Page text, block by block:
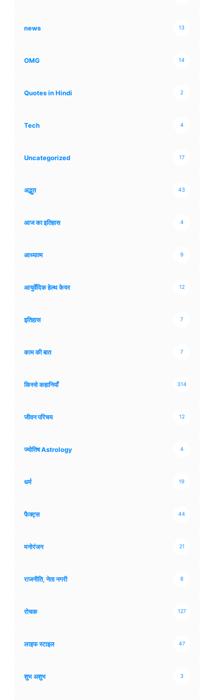
news 13
OMG 14
Quotes in Hindi 2
Tech 4
Uncategorized 17
अद्भुत 43
आज का इतिहास 4
आध्यात्म 9
आयुर्वेदिक हेल्थ केयर 12
इतिहास 7
काम की बात 7
किस्से कहानियाँ 314
जीवन परिचय 12
ज्योतिष Astrology 4
धर्म 19
फैक्ट्स 44
मनोरंजन 21
राजनीति, नेता नगरी 8
रोचक 127
लाइफ स्टाइल 47
शुभ अशुभ 3